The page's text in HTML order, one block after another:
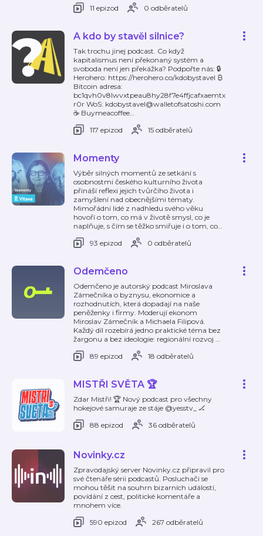
11 epizod
0 odběratelů
A kdo by stavěl silnice?
Tak trochu jinej podcast. Co když
kapitalismus není překonaný systém a
svoboda není jen překážka? Podpořte nás: 🔒
Herohero: https://herohero.co/kdobystavel ₿
Bitcoin adresa:
bc1qvh0v8lwvxtpeau8hy28f7e4ffjcafxaemtx
r0r WoS: kdobystavel@walletofsatoshi.com
☕ Buymeacoffee…
117 epizod
15 odběratelů
Momenty
Výběr silných momentů ze setkání s
osobnostmi českého kulturního života
přináší reflexi jejich tvůrčího života i
zamyšlení nad obecnějšími tématy.
Mimořádní lidé z nadhledu svého věku
hovoří o tom, co má v životě smysl, co je
naplňuje, s čím se těžko smiřuje i o tom, co…
93 epizod
0 odběratelů
Odemčeno
Odemčeno je autorský podcast Miroslava
Zámečníka o byznysu, ekonomice a
rozhodnutích, která dopadají na naše
peněženky i firmy. Moderují ekonom
Miroslav Zámečník a Michaela Filipová.
Každý díl rozebírá jedno praktické téma bez
žargonu a bez ideologie: regionální rozvoj …
89 epizod
18 odběratelů
MISTŘI SVĚTA 🏆
Zdar Mistři! 🏆 Nový podcast pro všechny
hokejové samuraje ze stáje @yesstv_ 🏒
88 epizod
36 odběratelů
Novinky.cz
Zpravodajský server Novinky.cz připravil pro
své čtenáře sérii podcastů. Posluchači se
mohou těšit na souhrn bizarních událostí,
povídání z cest, politické komentáře a
mnohem více.
590 epizod
267 odběratelů